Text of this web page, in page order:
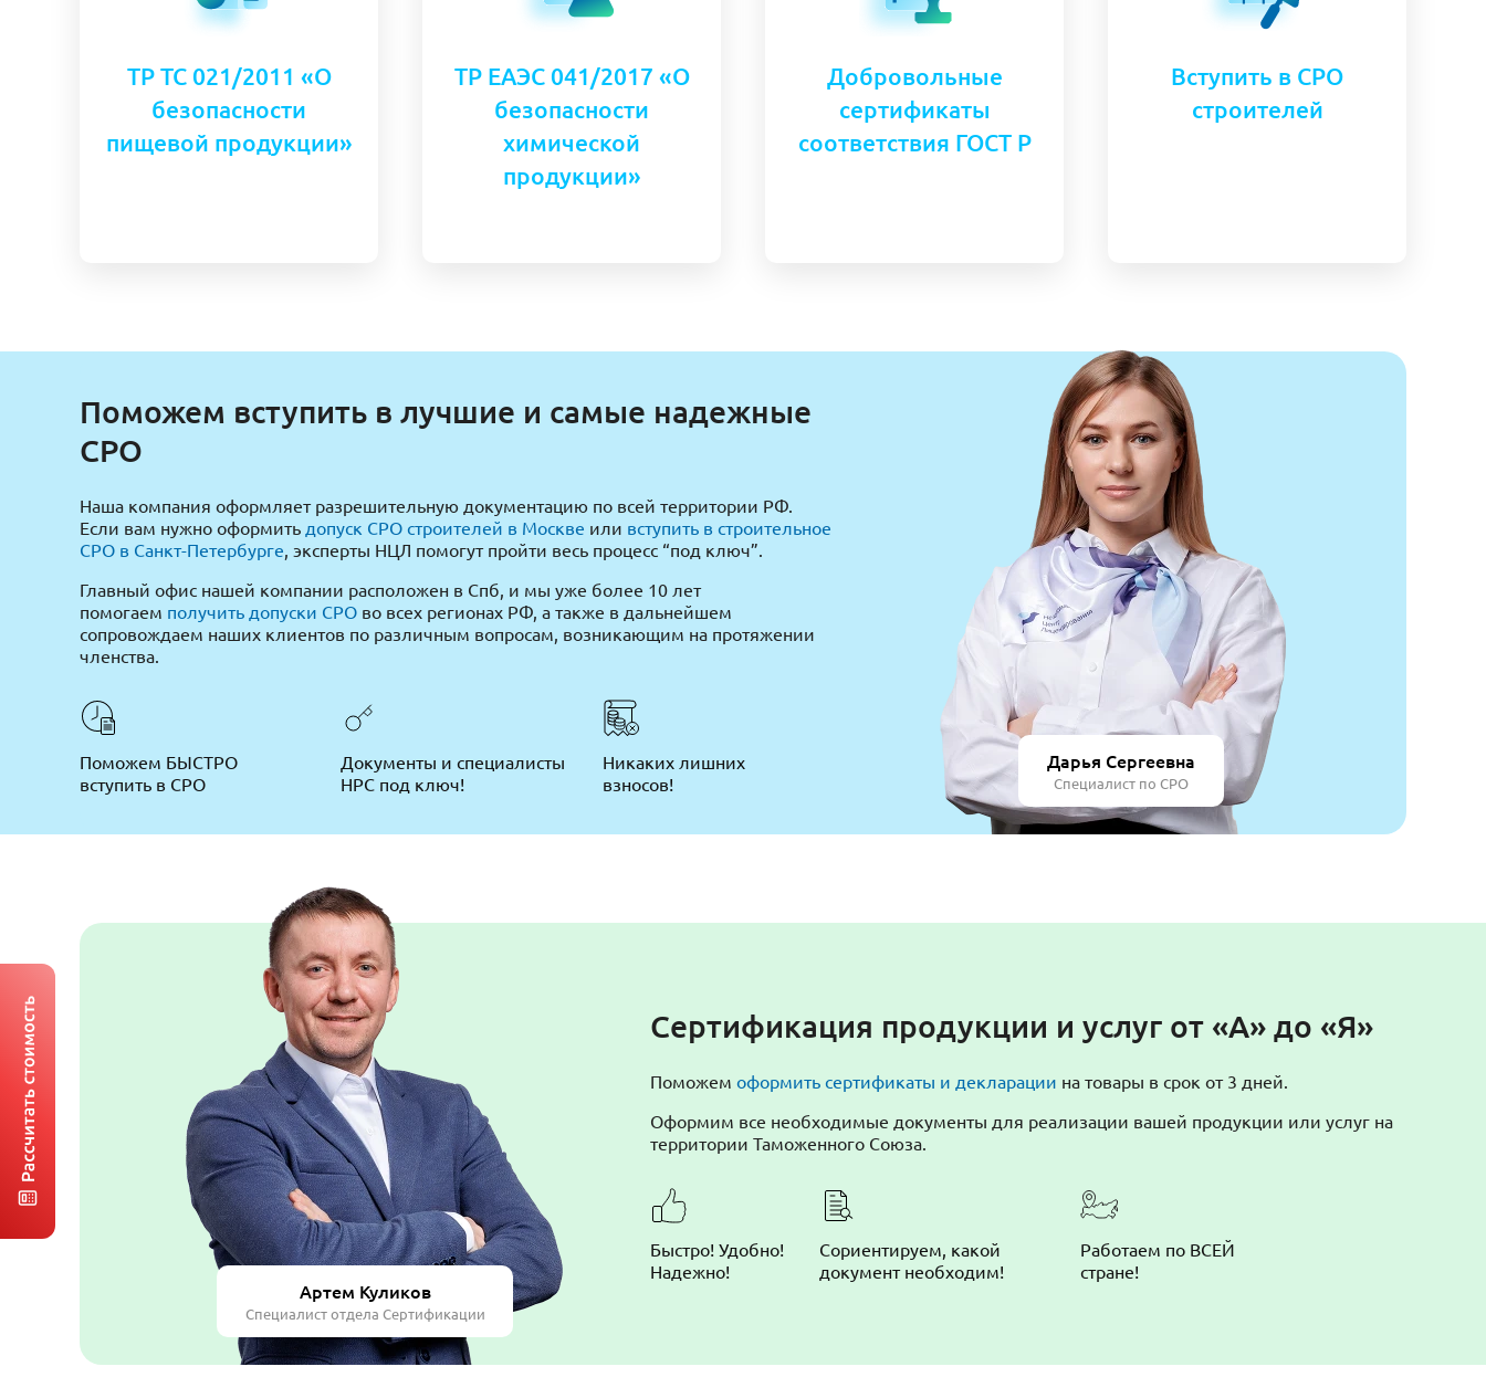
ТР ТС 021/2011 «О
безопасности
пищевой продукции»
ТР ЕАЭС 041/2017 «О
безопасности
химической
продукции»
Добровольные
сертификаты
соответствия ГОСТ Р
Вступить в СРО
строителей
Поможем вступить в лучшие и самые надежные
СРО
Наша компания оформляет разрешительную документацию по всей территории РФ.
Если вам нужно оформить допуск СРО строителей в Москве или вступить в строительное
СРО в Санкт-Петербурге , эксперты НЦЛ помогут пройти весь процесс “под ключ”.
Главный офис нашей компании расположен в Спб, и мы уже более 10 лет
помогаем получить допуски СРО во всех регионах РФ, а также в дальнейшем
сопровождаем наших клиентов по различным вопросам, возникающим на протяжении
членства.
Поможем БЫСТРО
вступить в СРО
Документы и специалисты
НРС под ключ!
Никаких лишних
взносов!
Дарья Сергеевна
Специалист по СРО
Сертификация продукции и услуг от «А» до «Я»
Поможем оформить сертификаты и декларации на товары в срок от 3 дней.
Оформим все необходимые документы для реализации вашей продукции или услуг на
территории Таможенного Союза.
Быстро! Удобно!
Надежно!
Сориентируем, какой
документ необходим!
Работаем по ВСЕЙ
стране!
Артем Куликов
Специалист отдела Сертификации